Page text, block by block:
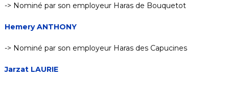
-> Nominé par son employeur Haras de Bouquetot
Hemery ANTHONY
-> Nominé par son employeur Haras des Capucines
Jarzat LAURIE